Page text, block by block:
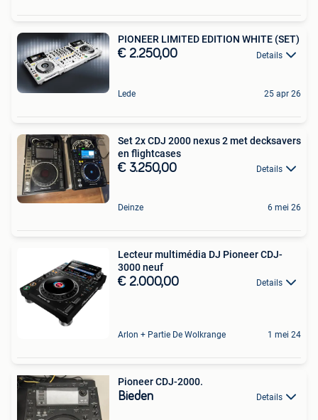
PIONEER LIMITED EDITION WHITE (SET)
€ 2.250,00 Details
Lede 25 apr 26
Set 2x CDJ 2000 nexus 2 met decksavers
en flightcases
€ 3.250,00 Details
Deinze 6 mei 26
Lecteur multimédia DJ Pioneer CDJ-
3000 neuf
€ 2.000,00 Details
Arlon + Partie De Wolkrange 1 mei 24
Pioneer CDJ-2000.
Bieden Details